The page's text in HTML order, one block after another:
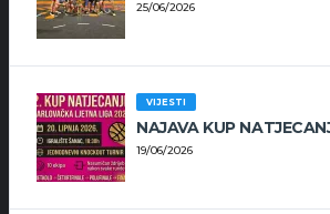
25/06/2026
VIJESTI
NAJAVA KUP
19/06/2026